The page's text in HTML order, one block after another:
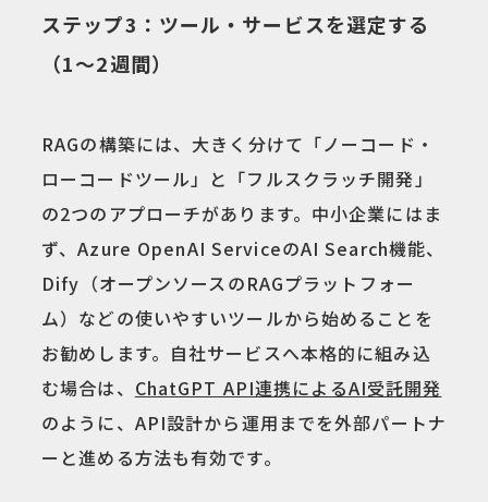
ステップ3：ツール・サービスを選定する
（1〜2週間）
RAGの構築には、大きく分けて「ノーコード・
ローコードツール」と「フルスクラッチ開発」
の2つのアプローチがあります。中小企業にはま
ず、Azure OpenAI ServiceのAI Search機能、
Dify（オープンソースのRAGプラットフォー
ム）などの使いやすいツールから始めることを
お勧めします。自社サービスへ本格的に組み込
む場合は、 ChatGPT API連携によるAI受託開発
のように、API設計から運用までを外部パートナ
ーと進める方法も有効です。